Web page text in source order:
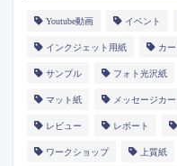
Youtube動画 イベント
インクジェット用紙 カ
サンプル フォト光沢紙
マット紙 メッセージカー
レビュー レポート
ワークショップ 上質紙